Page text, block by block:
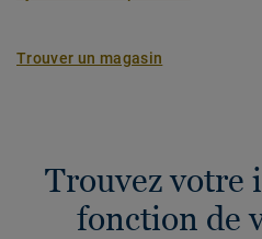
Trouver un magasin
Trouvez votre
fonction de